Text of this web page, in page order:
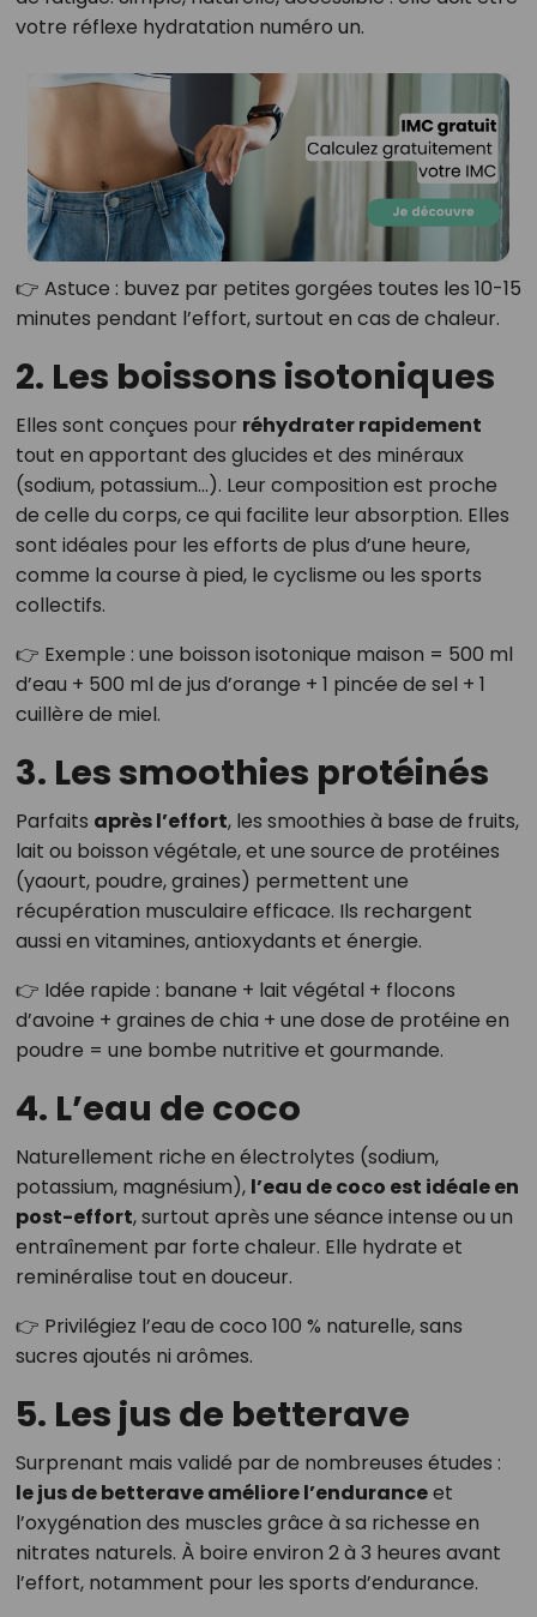
votre réflexe hydratation numéro un.
👉 Astuce : buvez par petites gorgées toutes les 10-15
minutes pendant l’effort, surtout en cas de chaleur.
2. Les boissons isotoniques
Elles sont conçues pour réhydrater rapidement
tout en apportant des glucides et des minéraux
(sodium, potassium…). Leur composition est proche
de celle du corps, ce qui facilite leur absorption. Elles
sont idéales pour les efforts de plus d’une heure,
comme la course à pied, le cyclisme ou les sports
collectifs.
👉 Exemple : une boisson isotonique maison = 500 ml
d’eau + 500 ml de jus d’orange + 1 pincée de sel + 1
cuillère de miel.
3. Les smoothies protéinés
Parfaits après l’effort, les smoothies à base de fruits,
lait ou boisson végétale, et une source de protéines
(yaourt, poudre, graines) permettent une
récupération musculaire efficace. Ils rechargent
aussi en vitamines, antioxydants et énergie.
👉 Idée rapide : banane + lait végétal + flocons
d’avoine + graines de chia + une dose de protéine en
poudre = une bombe nutritive et gourmande.
4. L’eau de coco
Naturellement riche en électrolytes (sodium,
potassium, magnésium), l’eau de coco est idéale en
post-effort, surtout après une séance intense ou un
entraînement par forte chaleur. Elle hydrate et
reminéralise tout en douceur.
👉 Privilégiez l’eau de coco 100 % naturelle, sans
sucres ajoutés ni arômes.
5. Les jus de betterave
Surprenant mais validé par de nombreuses études :
le jus de betterave améliore l’enduranceet
l’oxygénation des muscles grâce à sa richesse en
nitrates naturels. À boire environ 2 à 3 heures avant
l’effort, notamment pour les sports d’endurance.